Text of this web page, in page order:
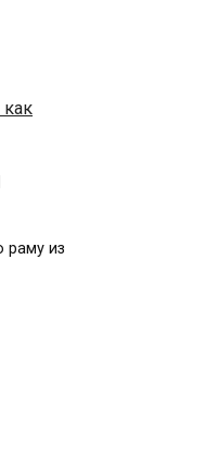
раму из